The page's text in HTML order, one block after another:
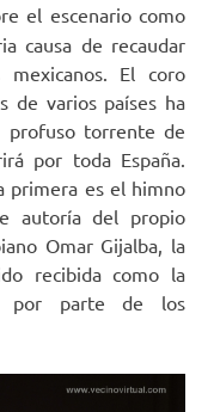
el escenario como
causa de recaudar
mexicanos. El coro
de varios países ha
profuso torrente de
por toda España.
primera es el himno
autoría del propio
Omar Gijalba, la
recibida como la
por parte de los